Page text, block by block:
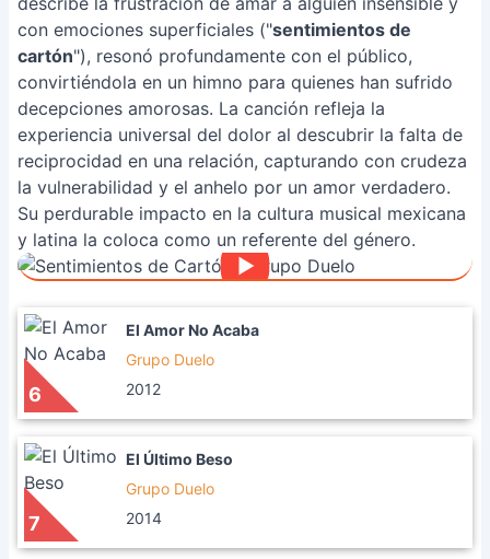
con emociones superficiales ("sentimientos de
cartón"), resonó profundamente con el público,
convirtiéndola en un himno para quienes han sufrido
decepciones amorosas. La canción refleja la
experiencia universal del dolor al descubrir la falta de
reciprocidad en una relación, capturando con crudeza
la vulnerabilidad y el anhelo por un amor verdadero.
Su perdurable impacto en la cultura musical mexicana
y latina la coloca como un referente del género.
6
El Amor No Acaba
Grupo Duelo
2012
7
El Último Beso
Grupo Duelo
2014